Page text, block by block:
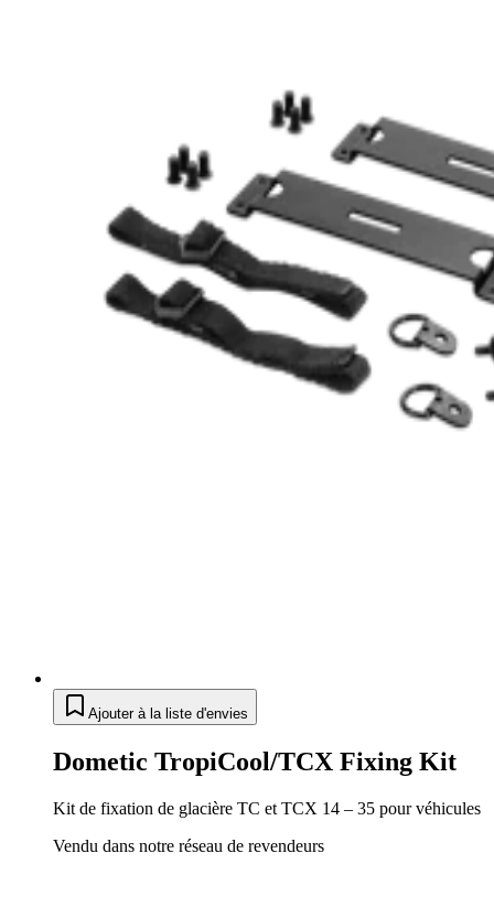
Ajouter à la liste d'envies
Dometic TropiCool/TCX Fixing Kit
Kit de fixation de glacière TC et TCX 14 – 35 pour véhicules
Vendu dans notre réseau de revendeurs